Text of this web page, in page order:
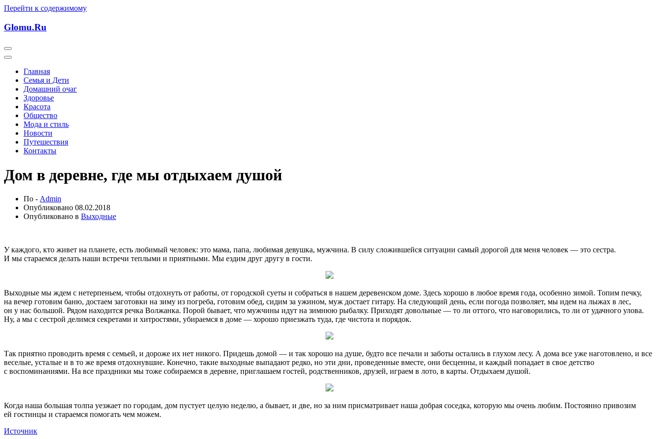
Перейти к содержимому
Glomu.Ru
Главная
Семья и Дети
Домашний очаг
Здоровье
Красота
Общество
Мода и стиль
Новости
Путешествия
Контакты
Дом в деревне, где мы отдыхаем душой
По - Admin
Опубликовано 08.02.2018
Опубликовано в Выходные
У каждого, кто живет на планете, есть любимый человек: это мама, папа, любимая девушка, мужчина. В силу сложившейся ситуации самый дорогой для меня человек — это сестра.
И мы стараемся делать наши встречи теплыми и приятными. Мы ездим друг другу в гости.
Выходные мы ждем с нетерпеньем, чтобы отдохнуть от работы, от городской суеты и собраться в нашем деревенском доме. Здесь хорошо в любое время года, особенно зимой. Топим печку,
на вечер готовим баню, достаем заготовки на зиму из погреба, готовим обед, сидим за ужином, муж достает гитару. На следующий день, если погода позволяет, мы идем на лыжах в лес,
он у нас большой. Рядом находится речка Волжанка. Порой бывает, что мужчины идут на зимнюю рыбалку. Приходят довольные — то ли оттого, что наговорились, то ли от удачного улова.
Ну, а мы с сестрой делимся секретами и хитростями, убираемся в доме — хорошо приезжать туда, где чистота и порядок.
Так приятно проводить время с семьей, и дороже их нет никого. Придешь домой — и так хорошо на душе, будто все печали и заботы остались в глухом лесу. А дома все уже наготовлено, и все
веселые, усталые и в то же время отдохнувшие. Конечно, такие выходные выпадают редко, но эти дни, проведенные вместе, они бесценны, и каждый попадает в свое детство
с воспоминаниями. На все праздники мы тоже собираемся в деревне, приглашаем гостей, родственников, друзей, играем в лото, в карты. Отдыхаем душой.
Когда наша большая толпа уезжает по городам, дом пустует целую неделю, а бывает, и две, но за ним присматривает наша добрая соседка, которую мы очень любим. Постоянно привозим
ей гостинцы и стараемся помогать чем можем.
Источник